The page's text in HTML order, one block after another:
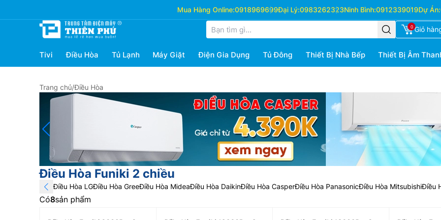
Mua Hàng Online:0918969699Đại Lý:0983262323Ninh Bình:0912339019Dự Án:
0 Giỏ
Tivi Điều Hòa Tủ Lạnh Máy Giặt Điện Gia Dụng Tủ Đông Thiết Bị Nhà Bếp Thiết Bị Âm
Trang chủ/Điều Hòa
Điều Hòa Funiki 2 chiều
Điều Hòa LGĐiều Hòa GreeĐiều Hòa MideaĐiều Hòa DaikinĐiều Hòa CasperĐiều Hòa PanasonicĐiều Hòa MitsubishiĐiều
Có8sản phẩm